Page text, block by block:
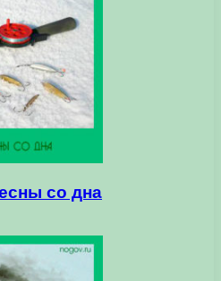
со дна